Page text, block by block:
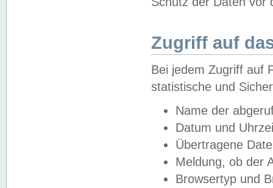
Zugriff auf
Bei jedem Zugriff auf
statistische und
Name der
Datum und
Übertragene
Meldung, ob der
Browsertyp und